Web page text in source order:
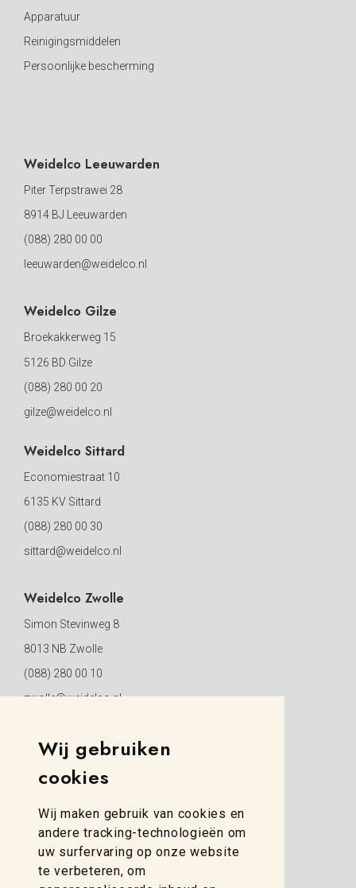
Wij gebruiken
cookies
Wij maken gebruik van cookies en
andere tracking-technologieën om
uw surfervaring op onze website
te verbeteren, om
Apparatuur
Reinigingsmiddelen
Persoonlijke bescherming
Weidelco Leeuwarden
Piter Terpstrawei 28
8914 BJ Leeuwarden
(088) 280 00 00
leeuwarden@weidelco.nl
Weidelco Gilze
Broekakkerweg 15
5126 BD Gilze
(088) 280 00 20
gilze@weidelco.nl
Weidelco Sittard
Economiestraat 10
6135 KV Sittard
(088) 280 00 30
sittard@weidelco.nl
Weidelco Zwolle
Simon Stevinweg 8
8013 NB Zwolle
(088) 280 00 10
zwolle@weidelco.nl